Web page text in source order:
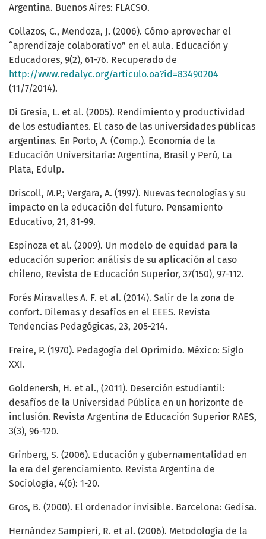
Argentina. Buenos Aires: FLACSO.
Collazos, C., Mendoza, J. (2006). Cómo aprovechar el
“aprendizaje colaborativo” en el aula. Educación y
Educadores, 9(2), 61-76. Recuperado de
http://www.redalyc.org/articulo.oa?id=83490204
(11/7/2014).
Di Gresia, L. et al. (2005). Rendimiento y productividad
de los estudiantes. El caso de las universidades públicas
argentinas. En Porto, A. (Comp.). Economía de la
Educación Universitaria: Argentina, Brasil y Perú, La
Plata, Edulp.
Driscoll, M.P.; Vergara, A. (1997). Nuevas tecnologías y su
impacto en la educación del futuro. Pensamiento
Educativo, 21, 81-99.
Espinoza et al. (2009). Un modelo de equidad para la
educación superior: análisis de su aplicación al caso
chileno, Revista de Educación Superior, 37(150), 97-112.
Forés Miravalles A. F. et al. (2014). Salir de la zona de
confort. Dilemas y desafíos en el EEES. Revista
Tendencias Pedagógicas, 23, 205-214.
Freire, P. (1970). Pedagogía del Oprimido. México: Siglo
XXI.
Goldenersh, H. et al., (2011). Deserción estudiantil:
desafíos de la Universidad Pública en un horizonte de
inclusión. Revista Argentina de Educación Superior RAES,
3(3), 96-120.
Grinberg, S. (2006). Educación y gubernamentalidad en
la era del gerenciamiento. Revista Argentina de
Sociología, 4(6): 1-20.
Gros, B. (2000). El ordenador invisible. Barcelona: Gedisa.
Hernández Sampieri, R. et al. (2006). Metodología de la